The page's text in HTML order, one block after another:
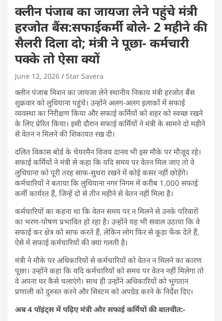
क्लीन पंजाब का जायजा लेने पहुंचे मंत्री
हरजोत बैंस:सफाईकर्मी बोले- 2 महीने की
सैलरी दिला दो; मंत्री ने पूछा- कर्मचारी
पक्के तो ऐसा क्यों
June 12, 2026 Star Savera
क्लीन पंजाब मिशन का जायजा लेने स्थानीय निकाय मंत्री हरजोत बैंस
शुक्रवार को लुधियाना पहुंचे। उन्होंने अलग-अलग इलाकों में सफाई
व्यवस्था का निरीक्षण किया और सफाई कर्मियों को शहर को स्वच्छ रखने
के लिए प्रेरित किया। इसी दौरान सफाई कर्मियों ने मंत्री के सामने दो महीने
से वेतन न मिलने की शिकायत रख दी।
दलित विकास बोर्ड के चेयरमैन विजय दानव भी इस मौके पर मौजूद रहे।
सफाई कर्मियों ने मंत्री से कहा कि यदि समय पर वेतन मिल जाए तो वे
लुधियाना को पूरी तरह साफ-सुथरा रखने में कोई कसर नहीं छोड़ेंगे।
कर्मचारियों ने बताया कि लुधियाना नगर निगम में करीब 1,000 सफाई
कर्मी कार्यरत हैं, जिन्हें दो से तीन महीने से वेतन नहीं मिला है।
कर्मचारियों का कहना था कि वेतन समय पर न मिलने से उनके परिवारों
का भरण-पोषण प्रभावित हो रहा है। उन्होंने यह भी सवाल उठाया कि वे
सफाई कर क्षेत्र को साफ करते हैं, लेकिन लोग फिर से कूड़ा फेंक देते हैं,
ऐसे में सफाई कर्मचारियों की क्या गलती है।
मंत्री ने मौके पर अधिकारियों से कर्मचारियों को वेतन न मिलने का कारण
पूछा। उन्होंने कहा कि यदि कर्मचारियों को समय पर वेतन नहीं मिलेगा तो
वे अपना घर कैसे चलाएंगे। साथ ही उन्होंने अधिकारियों को भुगतान
प्रणाली को दुरुस्त करने और सिस्टम को अपग्रेड करने के निर्देश दिए।
अब 4 पॉइंट्स में पढ़िए मंत्री और सफाई कर्मियों की बातचीत:-